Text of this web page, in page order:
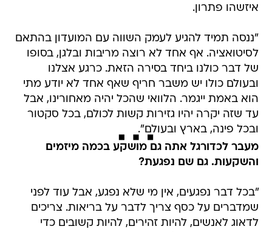
איזשהו פתרון.
"ננסה תמיד להגיע לעמק השווה עם המועדון בהתאם
לסיטואציה. אף אחד לא רוצה מריבות ובלגן, בסופו
של דבר כולנו ביחד בסירה הזאת. כרגע אצלנו
ובעולם כולו יש משבר חריף שאף אחד לא יודע מתי
הוא באמת ייגמר. הלוואי שהכל יהיה מאחורינו, אבל
עד שזה יקרה יהיו גזירות קשות לכולם, בכל סקטור
ובכל פינה, בארץ ובעולם".
מעבר לכדורגל אתה גם מושקע בכמה מיזמים
והשקעות. גם שם נפגעת?
"בכל דבר נפגעים, אין מי שלא נפגע, אבל עוד לפני
שמדברים על כסף צריך לדבר על בריאות. צריכים
לדאוג לאנשים, להיות זהירים, להיות קשובים כדי